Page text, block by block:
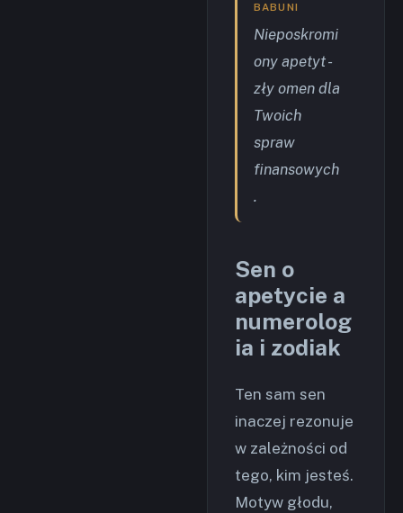
BABUNI
Nieposkromi
ony apetyt -
zły omen dla
Twoich
spraw
finansowych
.
Sen o
apetycie a
numerolog
ia i zodiak
Ten sam sen
inaczej rezonuje
w zależności od
tego, kim jesteś.
Motyw głodu,